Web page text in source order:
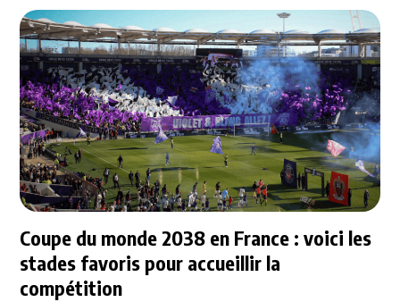
Coupe du monde 2038 en France : voici les
stades favoris pour accueillir la
compétition